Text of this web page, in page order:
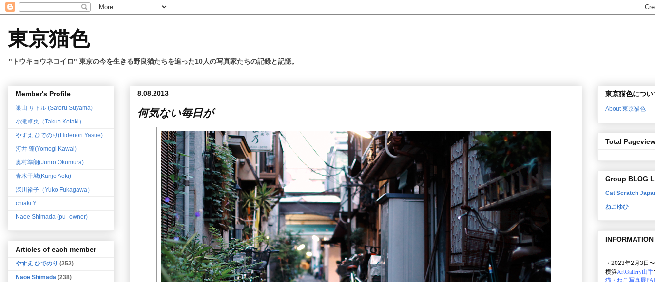
東京猫色
"トウキョウネコイロ" 東京の今を生きる野良猫たちを追った10人の写真家たちの記録と記憶。
8.08.2013
何気ない毎日が
Member's Profile
巣山 サトル (Satoru Suyama)
小滝卓央（Takuo Kotaki）
やすえ ひでのり(Hidenori Yasue)
河井 蓬(Yomogi Kawai)
奥村準朗(Junro Okumura)
青木干城(Kanjo Aoki)
深川裕子（Yuko Fukagawa）
chiaki Y
Naoe Shimada (pu_owner)
Articles of each member
やすえ ひでのり (252)
Naoe Shimada (238)
東京猫色につい
About 東京猫色
Total
Group BLOG
Cat Scratch
ねこゆひ
INFORMATION
・2023年2月3日
横浜ArtGallery山手
猫・ねこ写真展